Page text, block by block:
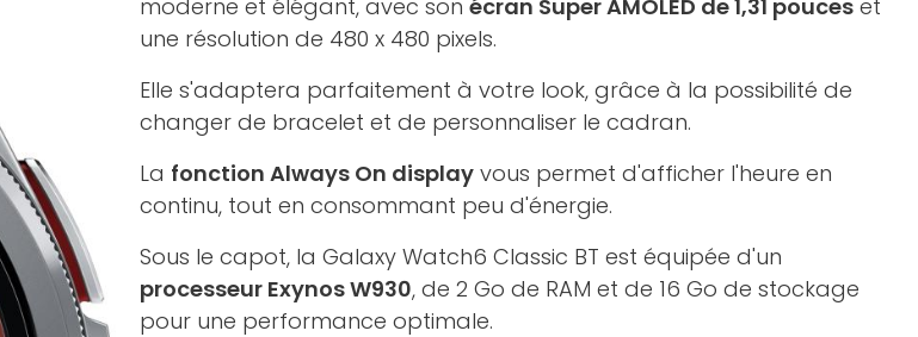
moderne et élégant, avec son écran Super AMOLED de 1,31 pouces et
une résolution de 480 x 480 pixels.
Elle s'adaptera parfaitement à votre look, grâce à la possibilité de
changer de bracelet et de personnaliser le cadran.
La fonction Always On display vous permet d'afficher l'heure en
continu, tout en consommant peu d'énergie.
Sous le capot, la Galaxy Watch6 Classic BT est équipée d'un
processeur Exynos W930, de 2 Go de RAM et de 16 Go de stockage
pour une performance optimale.